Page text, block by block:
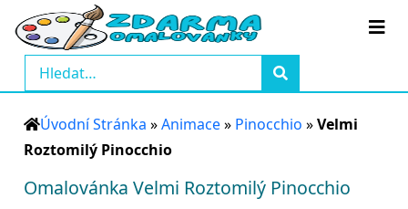
Úvodní Stránka »Animace» Pinocchio »Velmi
Roztomilý Pinocchio
Omalovánka Velmi Roztomilý Pinocchio